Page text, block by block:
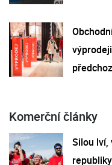
Komerční články
Silou lví,